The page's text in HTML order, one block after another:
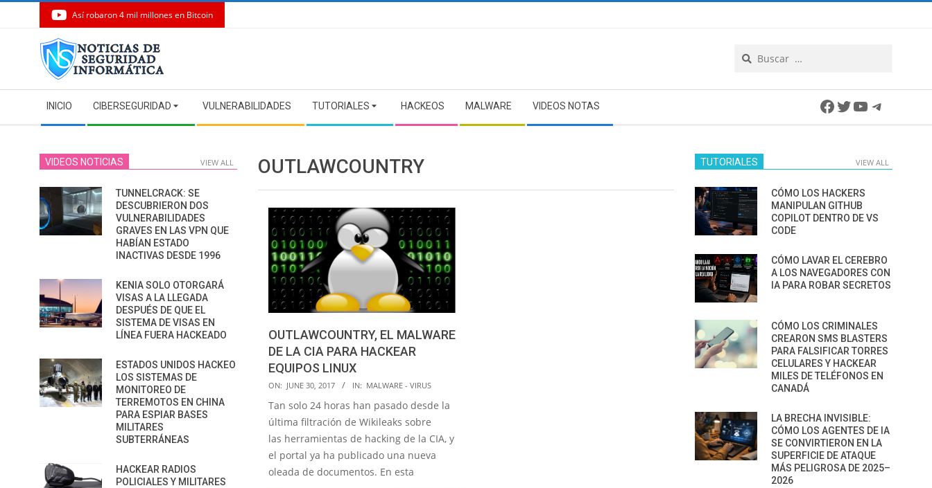
Así robaron 4 mil millones en Bitcoin
Navigation
Menu
INICIO CIBERSEGURIDAD VULNERABILIDADES TUTORIALES HACKEOS MALWARE VIDEOS NOTAS Facebook
Twitter
YouTube
OUTLAWCOUNTRY
OUTLAWCOUNTRY, EL MALWARE
DE LA CIA PARA HACKEAR
EQUIPOS LINUX
2017-
06-
30
ON: JUNE 30, 2017 IN: MALWARE - VIRUS
Tan solo 24 horas han pasado desde la
última filtración de Wikileaks sobre
las herramientas de hacking de la CIA, y
el portal ya ha publicado una nueva
oleada de documentos. En esta
VIDEOS NOTICIAS VIEW ALL
TUNNELCRACK: SE
DESCUBRIERON DOS
VULNERABILIDADES
GRAVES EN LAS VPN QUE
HABÍAN ESTADO
INACTIVAS DESDE 1996
KENIA SOLO OTORGARÁ
VISAS A LA LLEGADA
DESPUÉS DE QUE EL
SISTEMA DE VISAS EN
LÍNEA FUERA HACKEADO
ESTADOS UNIDOS HACKEO
LOS SISTEMAS DE
MONITOREO DE
TERREMOTOS EN CHINA
PARA ESPIAR BASES
MILITARES
SUBTERRÁNEAS
HACKEAR RADIOS
POLICIALES Y MILITARES
TUTORIALES VIEW ALL
CÓMO LOS HACKERS
MANIPULAN GITHUB
COPILOT DENTRO DE VS
CODE
CÓMO LAVAR EL CEREBRO
A LOS NAVEGADORES CON
IA PARA ROBAR SECRETOS
CÓMO LOS CRIMINALES
CREARON SMS BLASTERS
PARA FALSIFICAR TORRES
CELULARES Y HACKEAR
MILES DE TELÉFONOS EN
CANADÁ
LA BRECHA INVISIBLE:
CÓMO LOS AGENTES DE IA
SE CONVIRTIERON EN LA
SUPERFICIE DE ATAQUE
MÁS PELIGROSA DE 2025–
2026